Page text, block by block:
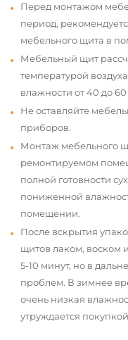
Перед монтажом
период,
мебельного щита в
Мебельный щит
температурой
влажности от 40 до 60
Не оставляйте
приборов.
Монтаж мебельного
ремонтируемом
полной готовности
пониженной
помещении.
После вскрытия
щитов лаком, воском
5-10 минут, но в
проблем. В зимнее
очень низкая
утруждается